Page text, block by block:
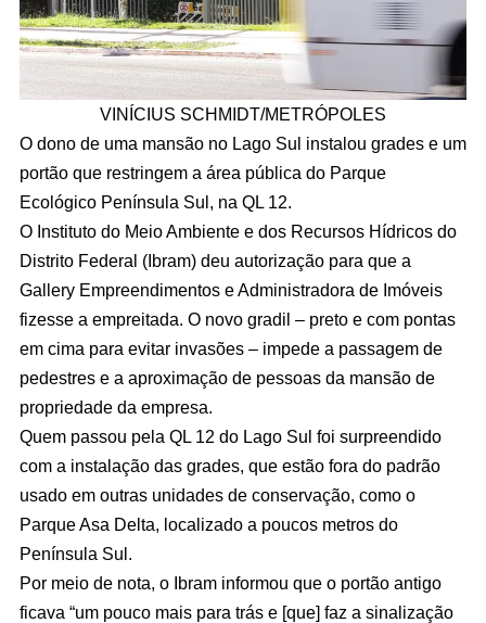
VINÍCIUS SCHMIDT/METRÓPOLES
O dono de uma mansão no Lago Sul instalou grades e um
portão que restringem a área pública do Parque
Ecológico Península Sul, na QL 12.
O Instituto do Meio Ambiente e dos Recursos Hídricos do
Distrito Federal (Ibram) deu autorização para que a
Gallery Empreendimentos e Administradora de Imóveis
fizesse a empreitada. O novo gradil – preto e com pontas
em cima para evitar invasões – impede a passagem de
pedestres e a aproximação de pessoas da mansão de
propriedade da empresa.
Quem passou pela QL 12 do Lago Sul foi surpreendido
com a instalação das grades, que estão fora do padrão
usado em outras unidades de conservação, como o
Parque Asa Delta, localizado a poucos metros do
Península Sul.
Por meio de nota, o Ibram informou que o portão antigo
ficava “um pouco mais para trás e [que] faz a sinalização